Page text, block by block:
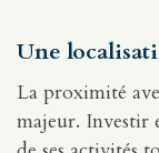
Une
La proximité
majeur. Investir